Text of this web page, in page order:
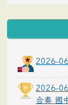
2026-
2026-
合奏 國